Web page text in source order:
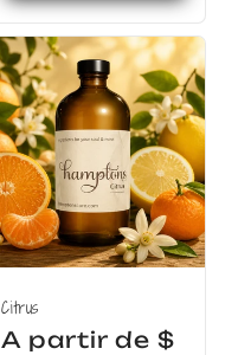
Citrus
Precio
A partir de $